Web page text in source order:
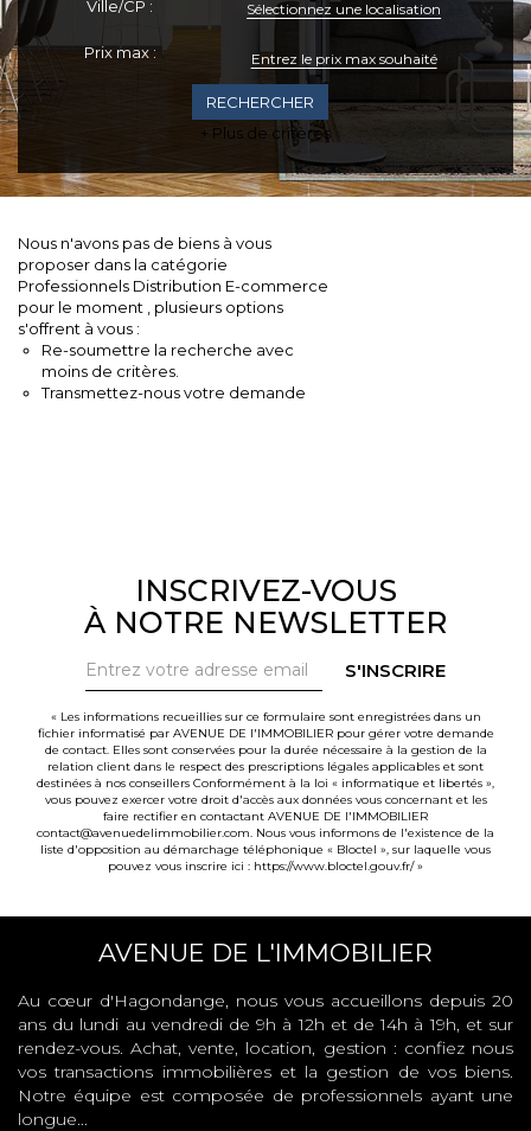
CONTACT
EXTRANET
Ville/CP : Sélectionnez une localisation
Prix max :
+ Plus de critères
Nous n'avons pas de biens à vous
proposer dans la catégorie
Professionnels Distribution E-commerce
pour le moment , plusieurs options
s'offrent à vous :
Re-soumettre la recherche avec
moins de critères.
Transmettez-nous votre demande
INSCRIVEZ-VOUS
À NOTRE NEWSLETTER
S'INSCRIRE
« Les informations recueillies sur ce formulaire sont enregistrées dans un
fichier informatisé par AVENUE DE l'IMMOBILIER pour gérer votre demande
de contact. Elles sont conservées pour la durée nécessaire à la gestion de la
relation client dans le respect des prescriptions légales applicables et sont
destinées à nos conseillers Conformément à la loi « informatique et libertés »,
vous pouvez exercer votre droit d'accès aux données vous concernant et les
faire rectifier en contactant AVENUE DE l'IMMOBILIER
contact@avenuedelimmobilier.com. Nous vous informons de l'existence de la
liste d'opposition au démarchage téléphonique « Bloctel », sur laquelle vous
pouvez vous inscrire ici : https://www.bloctel.gouv.fr/»
AVENUE DE L'IMMOBILIER
Au cœur d'Hagondange, nous vous accueillons depuis 20
ans du lundi au vendredi de 9h à 12h et de 14h à 19h, et sur
rendez-vous. Achat, vente, location, gestion : confiez nous
vos transactions immobilières et la gestion de vos biens.
Notre équipe est composée de professionnels ayant une
longue...